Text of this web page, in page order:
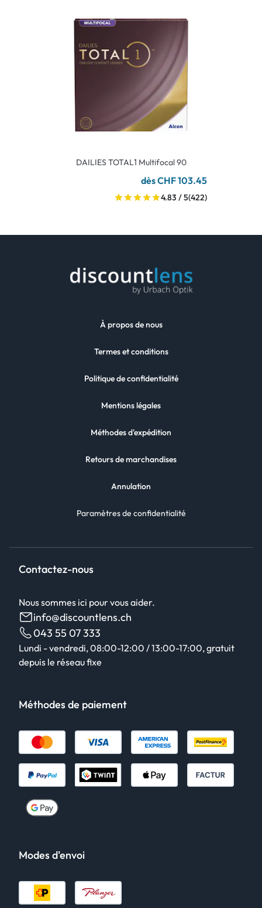
DAILIES TOTAL1 Multifocal 90
dès CHF 103.45
4.83 / 5(422)
À propos de nous
Termes et conditions
Politique de confidentialité
Mentions légales
Méthodes d'expédition
Retours de marchandises
Annulation
Paramètres de confidentialité
Contactez-nous
Nous sommes ici pour vous aider.
info@discountlens.ch
043 55 07 333
Lundi - vendredi, 08:00-12:00 / 13:00-17:00, gratuit
depuis le réseau fixe
Méthodes de paiement
Modes d'envoi